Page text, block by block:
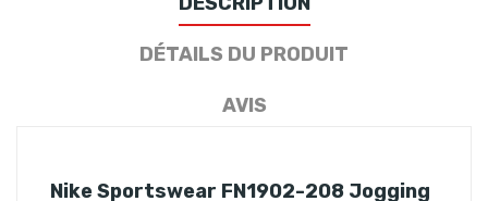
DÉTAILS DU PRODUIT
AVIS
Nike Sportswear FN1902-208 Jogging